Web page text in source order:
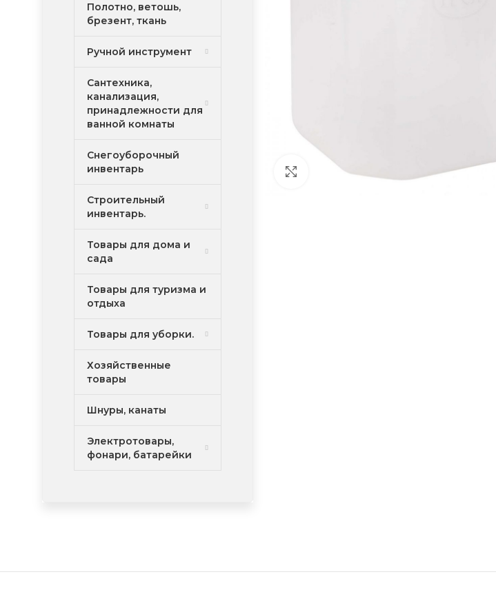
Увеличить
Полотно, ветошь,
брезент, ткань
Ручной инструмент
Сантехника,
канализация,
принадлежности для
ванной комнаты
Снегоуборочный
инвентарь
Строительный
инвентарь.
Товары для дома и
сада
Товары для туризма и
отдыха
Товары для уборки.
Хозяйственные
товары
Шнуры, канаты
Электротовары,
фонари, батарейки